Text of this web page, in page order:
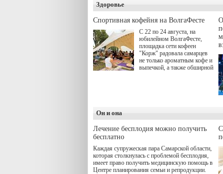
Здоровье
Спортивная кофейня на ВолгаФесте
С 22 по 24 августа, на
юбилейном ВолгаФесте,
площадка сети кофеен
"Корж" радовала самарцев
не только ароматным кофе и
выпечкой, а также обширной
Он и она
Лечение бесплодия можно получить
бесплатно
Каждая супружеская пара Самарской области,
которая столкнулась с проблемой бесплодия,
имеет право получить медицинскую помощь в
Центре планирования семьи и репродукции.